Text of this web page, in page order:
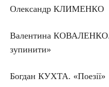
Олександр КЛИМЕНКО
Валентина КОВАЛЕНКО.
зупинити»
Богдан КУХТА. «Поезії»